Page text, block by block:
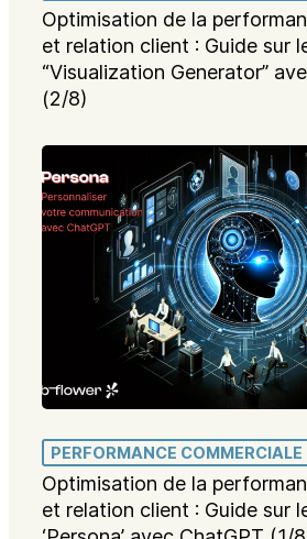
Optimisation de la
et relation client : Guide sur
“Visualization Generator”
(2/8)
PERFORMANCE COMMERCIALE
Optimisation de la
et relation client : Guide sur